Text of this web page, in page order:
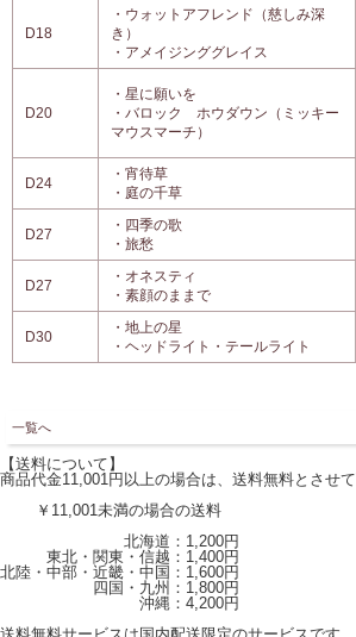
D18
・ウォットアフレンド（慈しみ深
き）
・アメイジンググレイス
D20
・星に願いを
・バロック ホウダウン（ミッキー
マウスマーチ）
D24
・宵待草
・庭の千草
D27
・四季の歌
・旅愁
D27
・オネスティ
・素顔のままで
D30
・地上の星
・ヘッドライト・テールライト
一覧へ
【送料について】
商品代金11,001円以上の場合は、送料無料とさせて
￥11,001未満の場合の送料
北海道：1,200円
東北・関東・信越：1,400円
北陸・中部・近畿・中国：1,600円
四国・九州：1,800円
沖縄：4,200円